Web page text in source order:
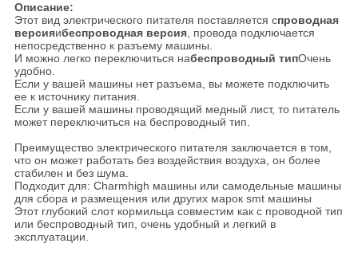
Описание:
Этот вид электрического питателя поставляется спроводная
версияибеспроводная версия, провода подключается
непосредственно к разъему машины.
И можно легко переключиться набеспроводный типОчень
удобно.
Если у вашей машины нет разъема, вы можете подключить
ее к источнику питания.
Если у вашей машины проводящий медный лист, то питатель
может переключиться на беспроводный тип.
Преимущество электрического питателя заключается в том,
что он может работать без воздействия воздуха, он более
стабилен и без шума.
Подходит для: Charmhigh машины или самодельные машины
для сбора и размещения или других марок smt машины
Этот глубокий слот кормильца совместим как с проводной тип
или беспроводный тип, очень удобный и легкий в
эксплуатации.